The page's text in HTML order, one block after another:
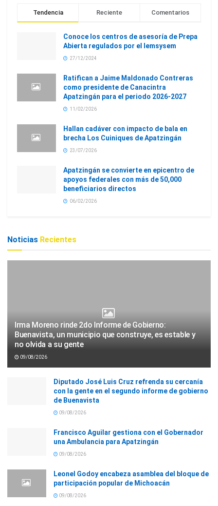
Tendencia Reciente Comentarios
Conoce los centros de asesoría de Prepa
Abierta regulados por el Iemsysem
27/12/2024
Ratifican a Jaime Maldonado Contreras
como presidente de Canacintra
Apatzingán para el periodo 2026-2027
11/02/2026
Hallan cadáver con impacto de bala en
brecha Los Cuiniques de Apatzingán
23/07/2026
Apatzingán se convierte en epicentro de
apoyos federales con más de 50,000
beneficiarios directos
06/02/2026
Noticias Recientes
Irma Moreno rinde 2do Informe de Gobierno:
Buenavista, un municipio que construye, es estable y
no olvida a su gente
09/08/2026
Diputado José Luis Cruz refrenda su cercanía
con la gente en el segundo informe de gobierno
de Buenavista
09/08/2026
Francisco Aguilar gestiona con el Gobernador
una Ambulancia para Apatzingán
09/08/2026
Leonel Godoy encabeza asamblea del bloque de
participación popular de Michoacán
09/08/2026